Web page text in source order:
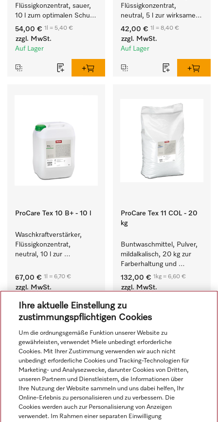
Flüssigkonzentrat, sauer,
10 l zum optimalen Schutz
der Textilien durch
zuverlässige
Neutralisation.
54,00 € 1l = 5,40 €
zzgl. MwSt.
Auf Lager
Flüssigkonzentrat,
neutral, 5 l zur wirksamen
Entfernung von
Fettverschmutzungen.
42,00 € 1l = 8,40 €
zzgl. MwSt.
Auf Lager
ProCare Tex 10 B+ - 10 l
Waschkraftverstärker,
Flüssigkonzentrat,
neutral, 10 l zur
von Fettverschmutzungen.
67,00 € 1l = 6,70 €
zzgl. MwSt.
ProCare Tex 11 COL - 20
kg
Buntwaschmittel, Pulver,
mildalkalisch, 20 kg zur
Farberhaltung und
Reinigung von
Buntwäsche.
132,00 € 1kg = 6,60 €
zzgl. MwSt.
Ihre aktuelle Einstellung zu
zustimmungspflichtigen Cookies
Um die ordnungsgemäße Funktion unserer Website zu
gewährleisten, verwendet Miele unbedingt erforderliche
Cookies. Mit Ihrer Zustimmung verwenden wir auch nicht
unbedingt erforderliche Cookies und Tracking-Technologien für
Marketing- und Analysezwecke, darunter Cookies von Dritten,
unseren Partnern und Dienstleistern, die Informationen über
Ihre Nutzung der Website sammeln und uns dabei helfen, Ihr
Online-Erlebnis zu personalisieren und zu verbessern. Die
Cookies werden auch zur Personalisierung von Anzeigen
verwendet. Im Rahmen einer separaten Einwilligung